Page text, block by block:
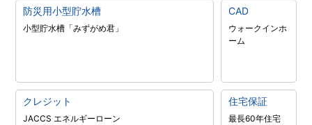
防災用小型貯水槽
小型貯水槽「みずがめ君」
CAD
ウォークインホ
ーム
クレジット
JACCS エネルギーローン
住宅保証
最長60年住宅